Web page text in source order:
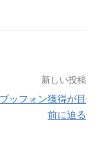
新しい投稿
ッフォン獲得が目
前に迫る